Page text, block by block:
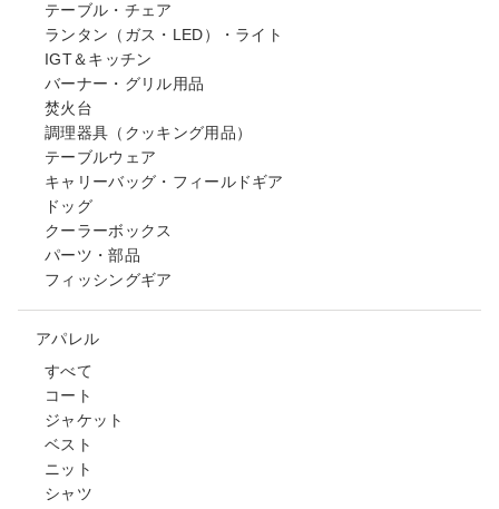
テーブル・チェア
ランタン（ガス・LED）・ライト
IGT＆キッチン
バーナー・グリル用品
焚火台
調理器具（クッキング用品）
テーブルウェア
キャリーバッグ・フィールドギア
ドッグ
クーラーボックス
パーツ・部品
フィッシングギア
アパレル
すべて
コート
ジャケット
ベスト
ニット
シャツ